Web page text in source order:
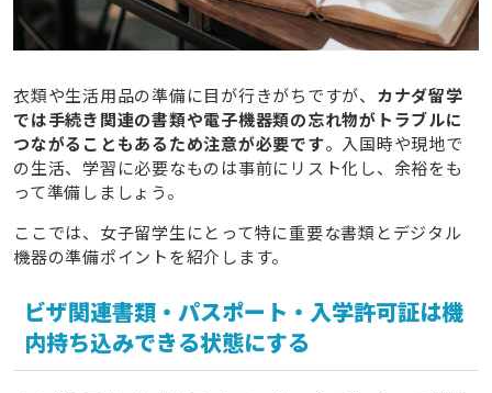
衣類や生活用品の準備に目が行きがちですが、 カナダ留学
では手続き関連の書類や電子機器類の忘れ物がトラブルに
つながることもあるため注意が必要です。入国時や現地で
の生活、学習に必要なものは事前にリスト化し、余裕をも
って準備しましょう。
ここでは、女子留学生にとって特に重要な書類とデジタル
機器の準備ポイントを紹介します。
ビザ関連書類・パスポート・入学許可証は機
内持ち込みできる状態にする